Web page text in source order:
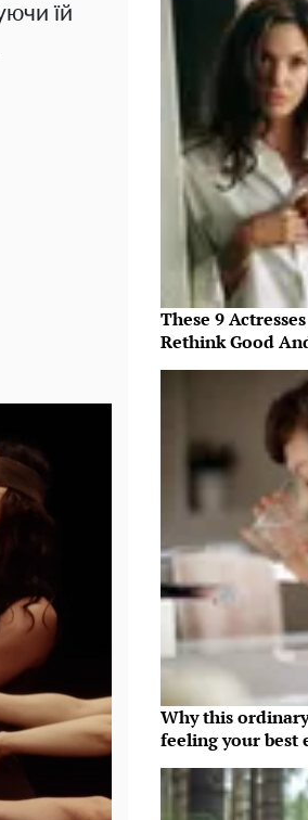
їй
These 9
Rethink Good
Why this
feeling your best